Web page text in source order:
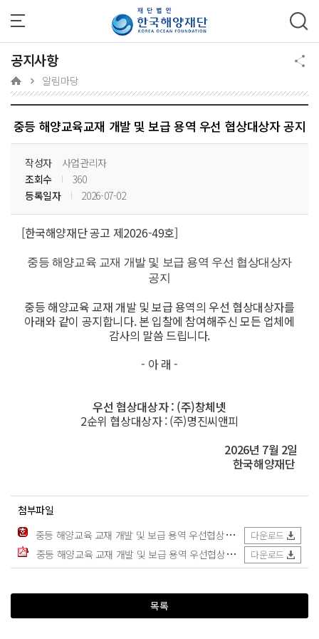
본문 바로가기
주메뉴 바로가기
하단 바로가기
공지사항
알림마당
중등 해양교육교재 개발 및 보급 용역 우선 협상대상자 공지
작성자
사업관리자
조회수
360
등록일자
2026-07-02
[한국해양재단 공고 제2026-49호]
중등 해양교육 교재 개발 및 보급 용역 우선 협상대상자
공지
중등 해양교육 교재 개발 및 보급 용역의 우선 협상대상자를
아래와 같이 공지합니다. 본 입찰에 참여해주신 모든 업체에
감사의 말씀 드립니다.
- 아 래 -
우선 협상대상자 : (주)창체넷
2순위 협상대상자 : (주)명진씨앤피
2026년 7월 2일
한국해양재단
첨부파일
중등 해양교육 교재 개발 및 보급 용역 우선협상대상자 공고.hwp
다운로드
중등 해양교육 교재 개발 및 보급 용역 우선협상대상자 공고.pdf 다운로드
목록